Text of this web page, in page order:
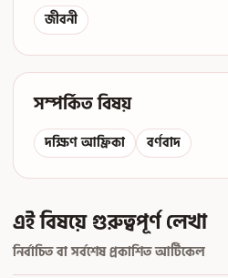
জীবনী
সম্পর্কিত বিষয়
দক্ষিণ আফ্রিকা বর্ণবাদ
এই বিষয়ে গুরুত্বপূর্ণ লেখা
নির্বাচিত বা সর্বশেষ প্রকাশিত আর্টিকেল